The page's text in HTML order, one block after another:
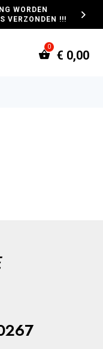
WORDEN
VERZONDEN !!!
€ 0,00